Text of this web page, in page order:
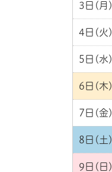
3日(月)
4日(火)
5日(水)
6日(木)
7日(金)
8日(土)
9日(日)